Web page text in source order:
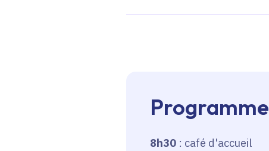
Programme
8h30: café d'accueil